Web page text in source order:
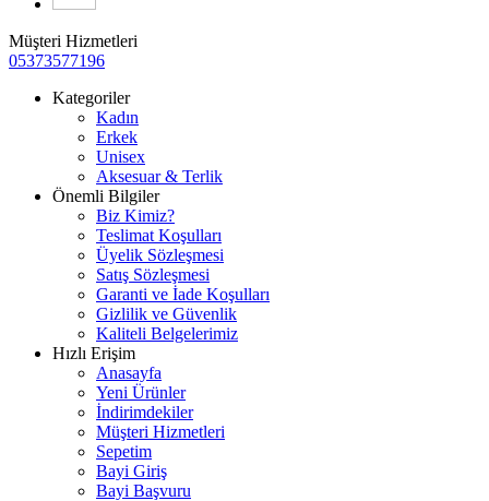
Müşteri Hizmetleri
05373577196
Kategoriler
Kadın
Erkek
Unisex
Aksesuar & Terlik
Önemli Bilgiler
Biz Kimiz?
Teslimat Koşulları
Üyelik Sözleşmesi
Satış Sözleşmesi
Garanti ve İade Koşulları
Gizlilik ve Güvenlik
Kaliteli Belgelerimiz
Hızlı Erişim
Anasayfa
Yeni Ürünler
İndirimdekiler
Müşteri Hizmetleri
Sepetim
Bayi Giriş
Bayi Başvuru